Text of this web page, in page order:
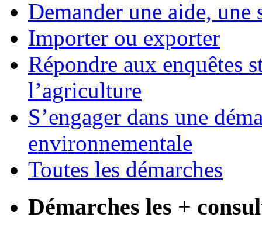
Demander une aide, une
Importer ou exporter
Répondre aux enquêtes
l’agriculture
S’engager dans une
environnementale
Toutes les démarches
Démarches les +